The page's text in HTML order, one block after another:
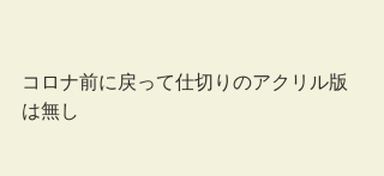
コロナ前に戻って仕切りのアクリル版
は無し